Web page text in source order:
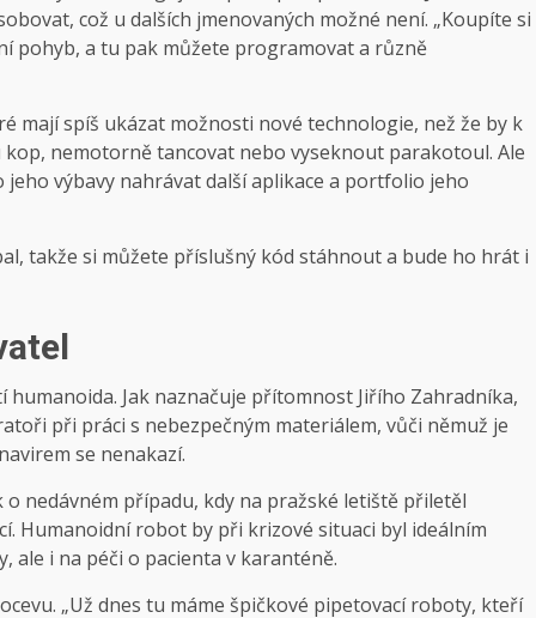
což u dalších jmenovaných možné není. „Koupíte si
pohyb, a tu pak můžete programovat a různě
mají spíš ukázat možnosti nové technologie, než že by k
nemotorně tancovat nebo vyseknout parakotoul. Ale
výbavy nahrávat další aplikace a portfolio jeho
takže si můžete příslušný kód stáhnout a bude ho hrát i
Jak naznačuje přítomnost Jiřího Zahradníka,
při práci s nebezpečným materiálem, vůči němuž je
se nenakazí.
o nedávném případu, kdy na pražské letiště přiletěl
Humanoidní robot by při krizové situaci byl ideálním
ale i na péči o pacienta v karanténě.
„Už dnes tu máme špičkové pipetovací roboty, kteří